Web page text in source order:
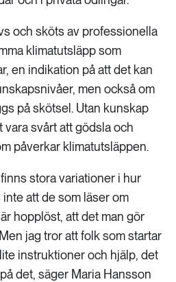
och sköts av professionella
klimatutsläpp som
en indikation på att det kan
men också om
på skötsel. Utan kunskap
svårt att gödsla och
påverkar klimatutsläppen.
stora variationer i hur
att de som läser om
hopplöst, att det man gör
jag tror att folk som startar
instruktioner och hjälp, det
det, säger Maria Hansson